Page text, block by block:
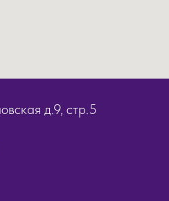
д.9, стр.5